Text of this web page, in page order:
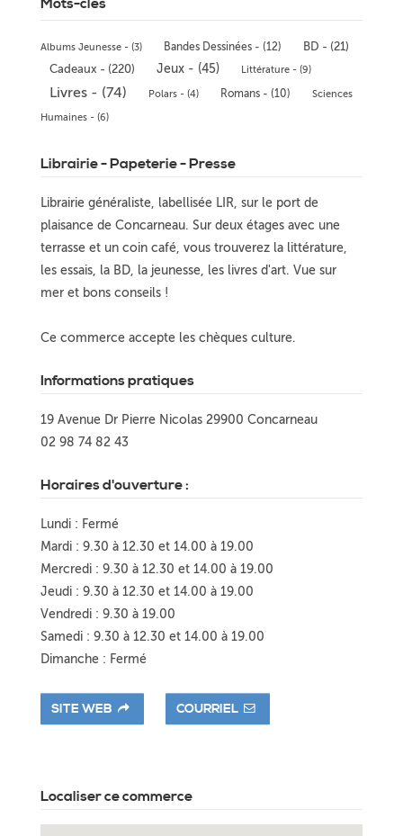
Albums Jeunesse - (3) Bandes Dessinées - (12)
BD - (21)
Cadeaux - (220)
Jeux - (45) Littérature - (9)
Livres - (74) Polars - (4) Romans - (10)
Sciences
Humaines - (6)
Librairie - Papeterie - Presse
Librairie généraliste, labellisée LIR, sur le port de
plaisance de Concarneau. Sur deux étages avec une
terrasse et un coin café, vous trouverez la littérature,
les essais, la BD, la jeunesse, les livres d'art. Vue sur
mer et bons conseils !
Ce commerce accepte les chèques culture.
Informations pratiques
19 Avenue Dr Pierre Nicolas 29900 Concarneau
02 98 74 82 43
Horaires d'ouverture :
Lundi : Fermé
Mardi : 9.30 à 12.30 et 14.00 à 19.00
Mercredi : 9.30 à 12.30 et 14.00 à 19.00
Jeudi : 9.30 à 12.30 et 14.00 à 19.00
Vendredi : 9.30 à 19.00
Samedi : 9.30 à 12.30 et 14.00 à 19.00
Dimanche : Fermé
SITE WEB COURRIEL
Localiser ce commerce